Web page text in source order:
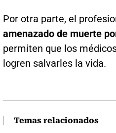
Por otra parte, el
amenazado de muerte
permiten que los
logren salvarles la vida.
Temas relacionados